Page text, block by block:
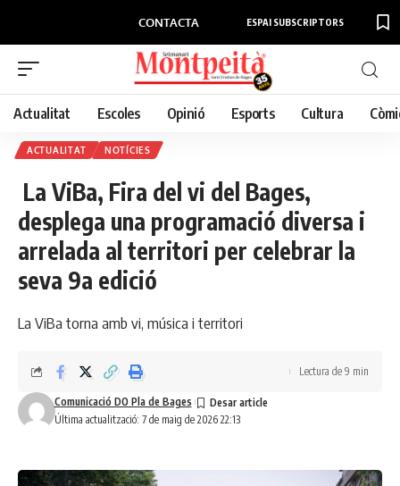
CONTACTA ESPAI SUBSCRIPTORS
Actualitat Escoles Opinió Esports Cultura
ACTUALITAT NOTÍCIES
La ViBa, Fira del vi del Bages,
desplega una programació diversa i
arrelada al territori per celebrar la
seva 9a edició
La ViBa torna amb vi, música i territori
Última actualització: 7 de maig de 2026 22:13
Comunicació DO Pla de Bages
Lectura de 9 min